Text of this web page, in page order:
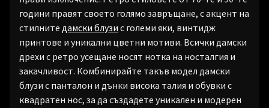
години правят своето голямо завръщане, с акцент на
стилните дамски блузи с големи яки, винтидж
принтове и уникални цветни мотиви. Всички дамски
дрехи с ретро усещане носят нотка на носталгия и
закачливост. Комбинирайте такъв модел дамски
блузи с панталон и дънки висока талия и обувки с
квадратен нос, за да създадете уникален и модерен